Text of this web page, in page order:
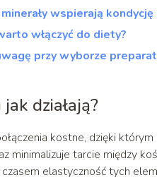
wspierają
włączyć do diety?
przy wyborze
działają?
kostne, dzięki
minimalizuje tarcie między
czasem elastyczność tych